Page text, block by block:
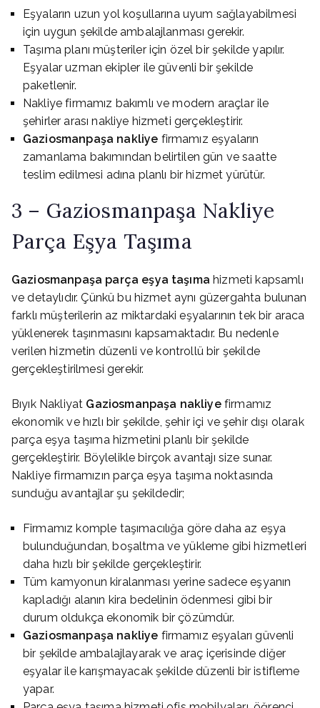
Eşyaların uzun yol koşullarına uyum sağlayabilmesi
için uygun şekilde ambalajlanması gerekir.
Taşıma planı müşteriler için özel bir şekilde yapılır.
Eşyalar uzman ekipler ile güvenli bir şekilde
paketlenir.
Nakliye firmamız bakımlı ve modern araçlar ile
şehirler arası nakliye hizmeti gerçekleştirir.
Gaziosmanpaşa nakliye firmamız eşyaların
zamanlama bakımından belirtilen gün ve saatte
teslim edilmesi adına planlı bir hizmet yürütür.
3 – Gaziosmanpaşa Nakliye
Parça Eşya Taşıma
Gaziosmanpaşa parça eşya taşıma hizmeti kapsamlı
ve detaylıdır. Çünkü bu hizmet aynı güzergahta bulunan
farklı müşterilerin az miktardaki eşyalarının tek bir araca
yüklenerek taşınmasını kapsamaktadır. Bu nedenle
verilen hizmetin düzenli ve kontrollü bir şekilde
gerçekleştirilmesi gerekir.
Bıyık Nakliyat Gaziosmanpaşa nakliye firmamız
ekonomik ve hızlı bir şekilde, şehir içi ve şehir dışı olarak
parça eşya taşıma hizmetini planlı bir şekilde
gerçekleştirir. Böylelikle birçok avantajı size sunar.
Nakliye firmamızın parça eşya taşıma noktasında
sunduğu avantajlar şu şekildedir;
Firmamız komple taşımacılığa göre daha az eşya
bulunduğundan, boşaltma ve yükleme gibi hizmetleri
daha hızlı bir şekilde gerçekleştirir.
Tüm kamyonun kiralanması yerine sadece eşyanın
kapladığı alanın kira bedelinin ödenmesi gibi bir
durum oldukça ekonomik bir çözümdür.
Gaziosmanpaşa nakliye firmamız eşyaları güvenli
bir şekilde ambalajlayarak ve araç içerisinde diğer
eşyalar ile karışmayacak şekilde düzenli bir istifleme
yapar.